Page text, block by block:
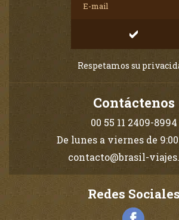
Respetamos su
Contáctenos
00 55 11 2409-8994
De lunes a viernes de 9:00
contacto@brasil-
Redes Sociales